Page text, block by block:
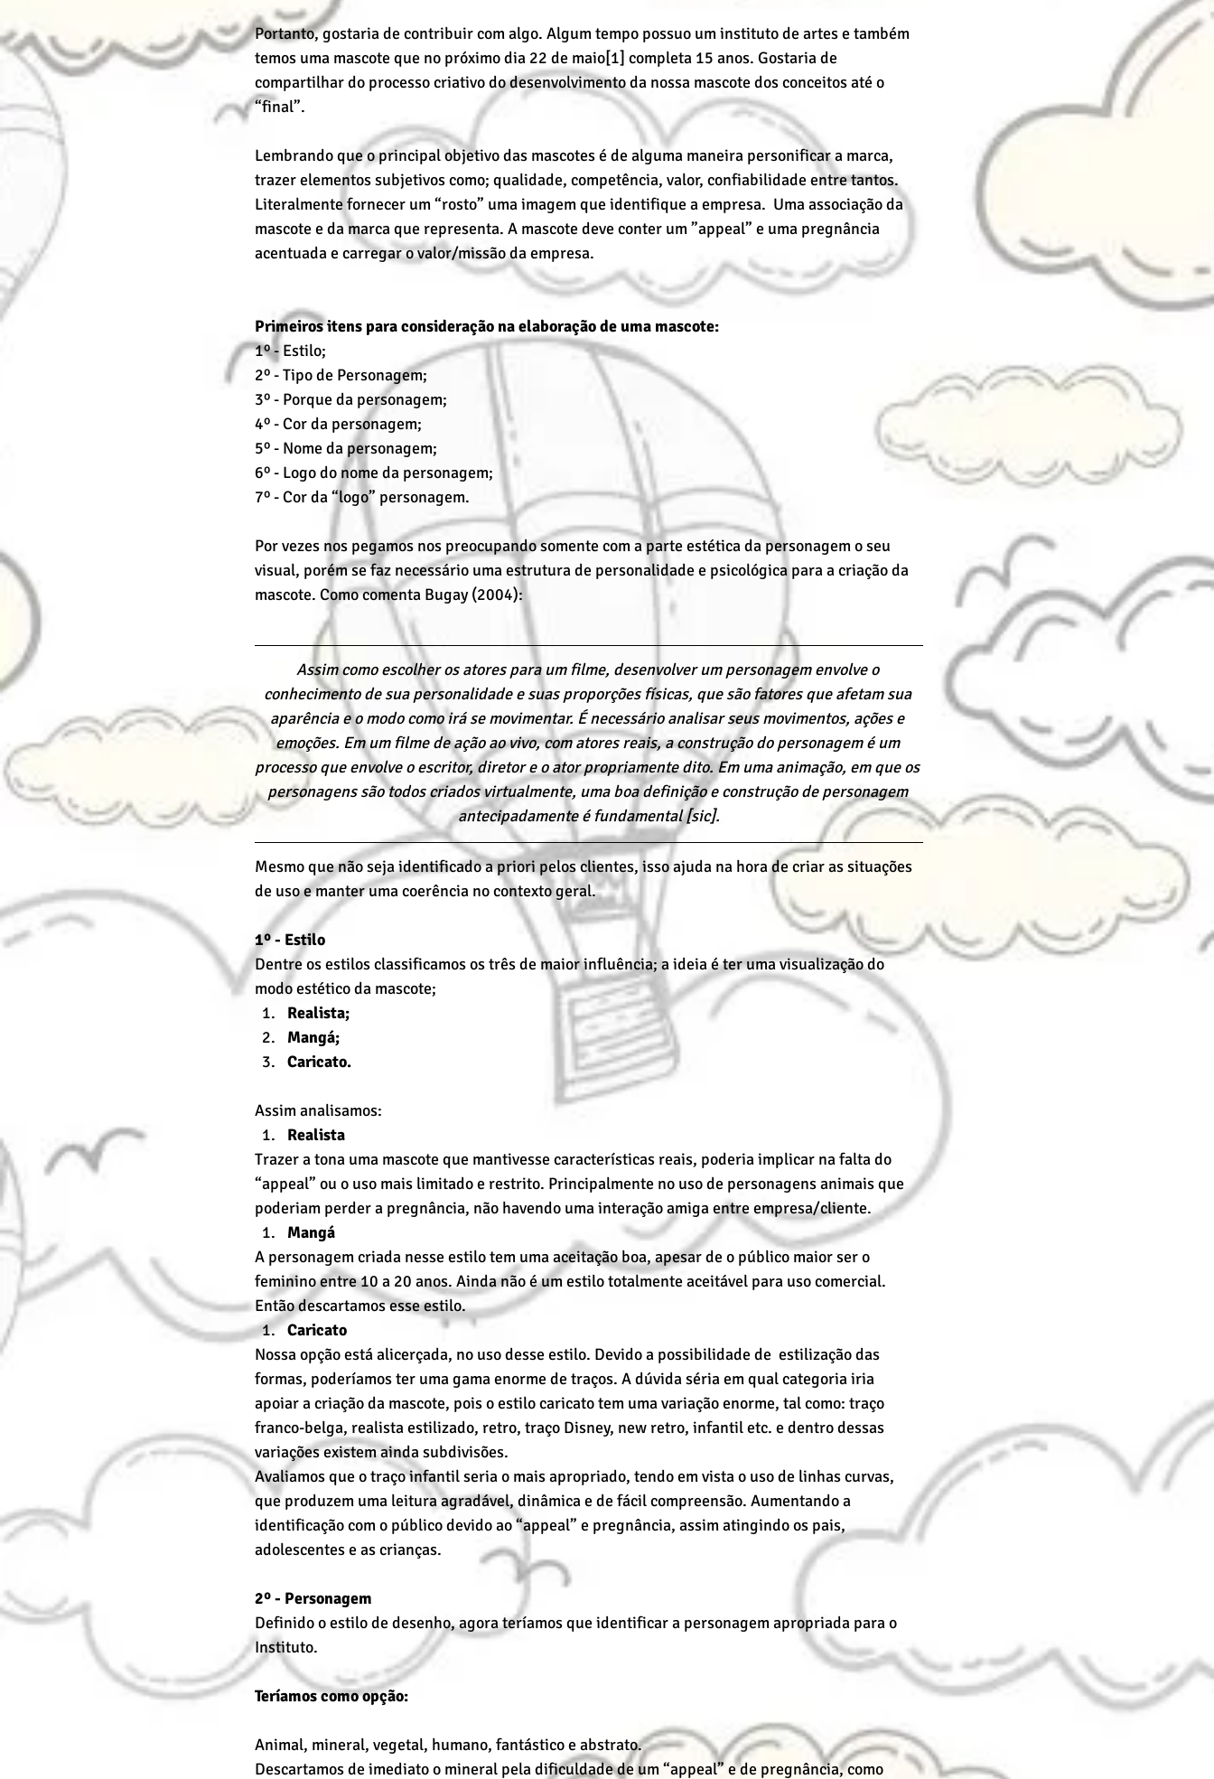
Portanto, gostaria de contribuir com algo. Algum tempo possuo um instituto de artes e também
temos uma mascote que no próximo dia 22 de maio[1] completa 15 anos. Gostaria de
compartilhar do processo criativo do desenvolvimento da nossa mascote dos conceitos até o
“final”.
Lembrando que o principal objetivo das mascotes é de alguma maneira personificar a marca,
trazer elementos subjetivos como; qualidade, competência, valor, confiabilidade entre tantos.
Literalmente fornecer um “rosto” uma imagem que identifique a empresa.  Uma associação da
mascote e da marca que representa. A mascote deve conter um ”appeal” e uma pregnância
acentuada e carregar o valor/missão da empresa.
Primeiros itens para consideração na elaboração de uma mascote:
1º - Estilo;
2º - Tipo de Personagem;
3º - Porque da personagem;
4º - Cor da personagem;
5º - Nome da personagem;
6º - Logo do nome da personagem;
7º - Cor da “logo” personagem.
Por vezes nos pegamos nos preocupando somente com a parte estética da personagem o seu
visual, porém se faz necessário uma estrutura de personalidade e psicológica para a criação da
mascote. Como comenta Bugay (2004):
Assim como escolher os atores para um filme, desenvolver um personagem envolve o
conhecimento de sua personalidade e suas proporções físicas, que são fatores que afetam sua
aparência e o modo como irá se movimentar. É necessário analisar seus movimentos, ações e
emoções. Em um filme de ação ao vivo, com atores reais, a construção do personagem é um
processo que envolve o escritor, diretor e o ator propriamente dito. Em uma animação, em que os
personagens são todos criados virtualmente, uma boa definição e construção de personagem
antecipadamente é fundamental [sic].
Mesmo que não seja identificado a priori pelos clientes, isso ajuda na hora de criar as situações
de uso e manter uma coerência no contexto geral.
1º - Estilo
Dentre os estilos classificamos os três de maior influência; a ideia é ter uma visualização do
modo estético da mascote;
Realista;
Mangá;
Caricato.
Assim analisamos:
Realista
Trazer a tona uma mascote que mantivesse características reais, poderia implicar na falta do
“appeal” ou o uso mais limitado e restrito. Principalmente no uso de personagens animais que
poderiam perder a pregnância, não havendo uma interação amiga entre empresa/cliente.
Mangá
A personagem criada nesse estilo tem uma aceitação boa, apesar de o público maior ser o
feminino entre 10 a 20 anos. Ainda não é um estilo totalmente aceitável para uso comercial.
Então descartamos esse estilo.
Caricato
Nossa opção está alicerçada, no uso desse estilo. Devido a possibilidade de  estilização das
formas, poderíamos ter uma gama enorme de traços. A dúvida séria em qual categoria iria
apoiar a criação da mascote, pois o estilo caricato tem uma variação enorme, tal como: traço
franco-belga, realista estilizado, retro, traço Disney, new retro, infantil etc. e dentro dessas
variações existem ainda subdivisões.
Avaliamos que o traço infantil seria o mais apropriado, tendo em vista o uso de linhas curvas,
que produzem uma leitura agradável, dinâmica e de fácil compreensão. Aumentando a
identificação com o público devido ao “appeal” e pregnância, assim atingindo os pais,
adolescentes e as crianças.
2º - Personagem
Definido o estilo de desenho, agora teríamos que identificar a personagem apropriada para o
Instituto.
Teríamos como opção:
Animal, mineral, vegetal, humano, fantástico e abstrato.
Descartamos de imediato o mineral pela dificuldade de um “appeal” e de pregnância, como